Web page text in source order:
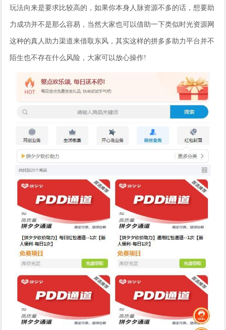
玩法向来是要求比较高的，如果你本身人脉资源不多的话，想要助
力成功并不是那么容易，当然大家也可以借助一下类似时光资源网
这种的真人助力渠道来借取东风，其实这样的拼多多助力平台并不
陌生也不存在什么风险，大家可以放心操作!